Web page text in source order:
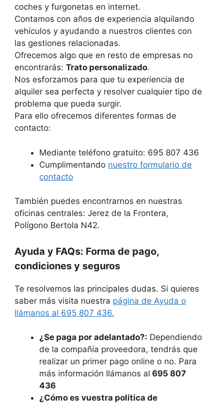
coches y furgonetas en internet.
Contamos con años de experiencia alquilando
vehículos y ayudando a nuestros clientes con
las gestiones relacionadas.
Ofrecemos algo que en resto de empresas no
encontrarás: Trato personalizado.
Nos esforzamos para que tu experiencia de
alquiler sea perfecta y resolver cualquier tipo de
problema que pueda surgir.
Para ello ofrecemos diferentes formas de
contacto:
Mediante teléfono gratuito: 695 807 436
Cumplimentando nuestro formulario de
contacto
También puedes encontrarnos en nuestras
oficinas centrales: Jerez de la Frontera,
Polígono Bertola N42.
Ayuda y FAQs: Forma de pago,
condiciones y seguros
Te resolvemos las principales dudas. Si quieres
saber más visita nuestra página de Ayuda o
llámanos al 695 807 436.
¿Se paga por adelantado?: Dependiendo
de la compañía proveedora, tendrás que
realizar un primer pago online o no. Para
más información llámanos al 695 807
436
¿Cómo es vuestra política de